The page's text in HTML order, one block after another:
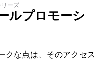
ーズ
ルプロモーシ
な点は、そのアクセス